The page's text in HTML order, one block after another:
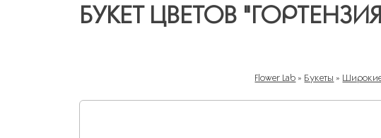
БУКЕТ ЦВЕТОВ
Flower Lab » Букеты »